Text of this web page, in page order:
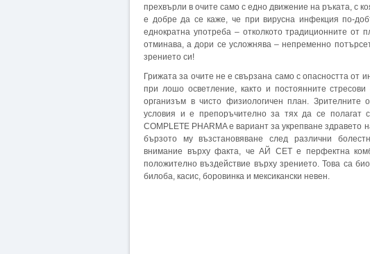
прехвърли в очите само с едно движение на ръката, с
е добре да се каже, че при вирусна инфекция по-
еднократна употреба – отколкото традиционните от
отминава, а дори се усложнява – непременно
зрението си!
Грижата за очите не е свързана само с опасността от
при лошо осветление, както и постоянните
организъм в чисто физиологичен план. Зрителните
условия и е препоръчително за тях да се полагат
COMPLETE PHARMA е вариант за укрепване здравето
бързото му възстановяване след различни
внимание върху факта, че АЙ СЕТ е перфектна
положително въздействие върху зрението. Това са
билоба, касис, боровинка и мексикански невен.